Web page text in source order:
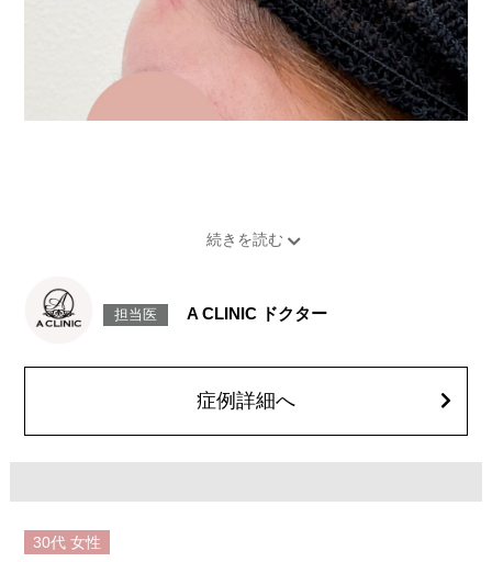
担当医 A CLINIC ドクター
症例詳細へ
30代 女性